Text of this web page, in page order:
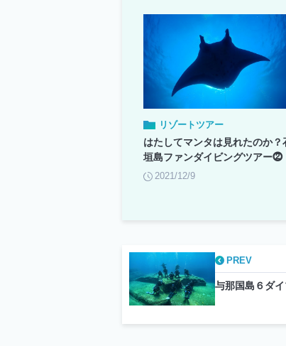
リゾートツアー
はたしてマンタは見れたのか？
垣島ファンダイビングツアー⓶
2021/12/9
PREV
与那国島６ダ